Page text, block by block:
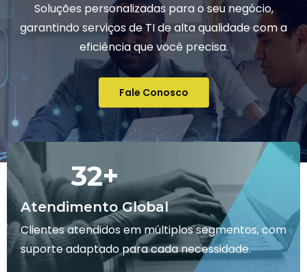
Soluções personalizadas para o seu negócio,
garantindo serviços de TI de alta qualidade com a
eficiência que você precisa.
Fale Conosco
Atendimento Global
32+
Clientes atendidos em múltiplos segmentos, com
suporte adaptado para cada necessidade.